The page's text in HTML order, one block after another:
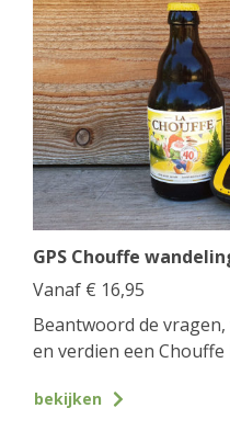
GPS Chouffe
Vanaf € 16,95
Beantwoord de
en verdien een Chouffe
bekijken